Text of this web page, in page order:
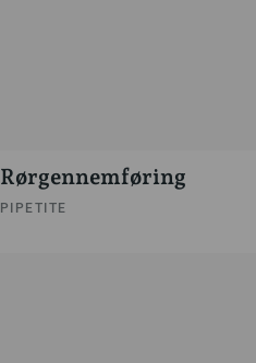
Rørgennemføring
PIPETITE